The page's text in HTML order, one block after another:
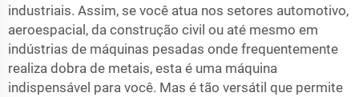
industriais. Assim, se você atua nos setores automotivo,
aeroespacial, da construção civil ou até mesmo em
indústrias de máquinas pesadas onde frequentemente
realiza dobra de metais, esta é uma máquina
indispensável para você. Mas é tão versátil que permite